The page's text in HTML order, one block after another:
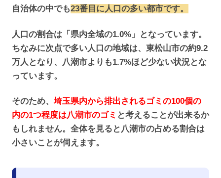
自治体の中でも23番目に人口の多い都市です。
人口の割合は「県内全域の1.0%」となっています。
ちなみに次点で多い人口の地域は、東松山市の約9.2
万人となり、八潮市よりも1.7%ほど少ない状況とな
っています。
そのため、 埼玉県内から排出されるゴミの100個の
内の1つ程度は八潮市のゴミ と考えることが出来るか
もしれません。全体を見ると八潮市の占める割合は
小さいことが伺えます。